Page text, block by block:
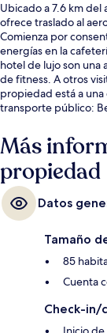
Ubicado a 7.6 km
ofrece traslado al
Comienza por
energías en la
hotel de lujo son una
de fitness. A otros
propiedad está a
transporte público:
Más
propiedad
Datos
Tamaño
85
Cuenta
Check-in/